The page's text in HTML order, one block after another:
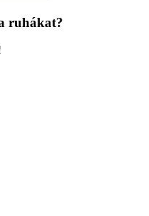
ruhákat?